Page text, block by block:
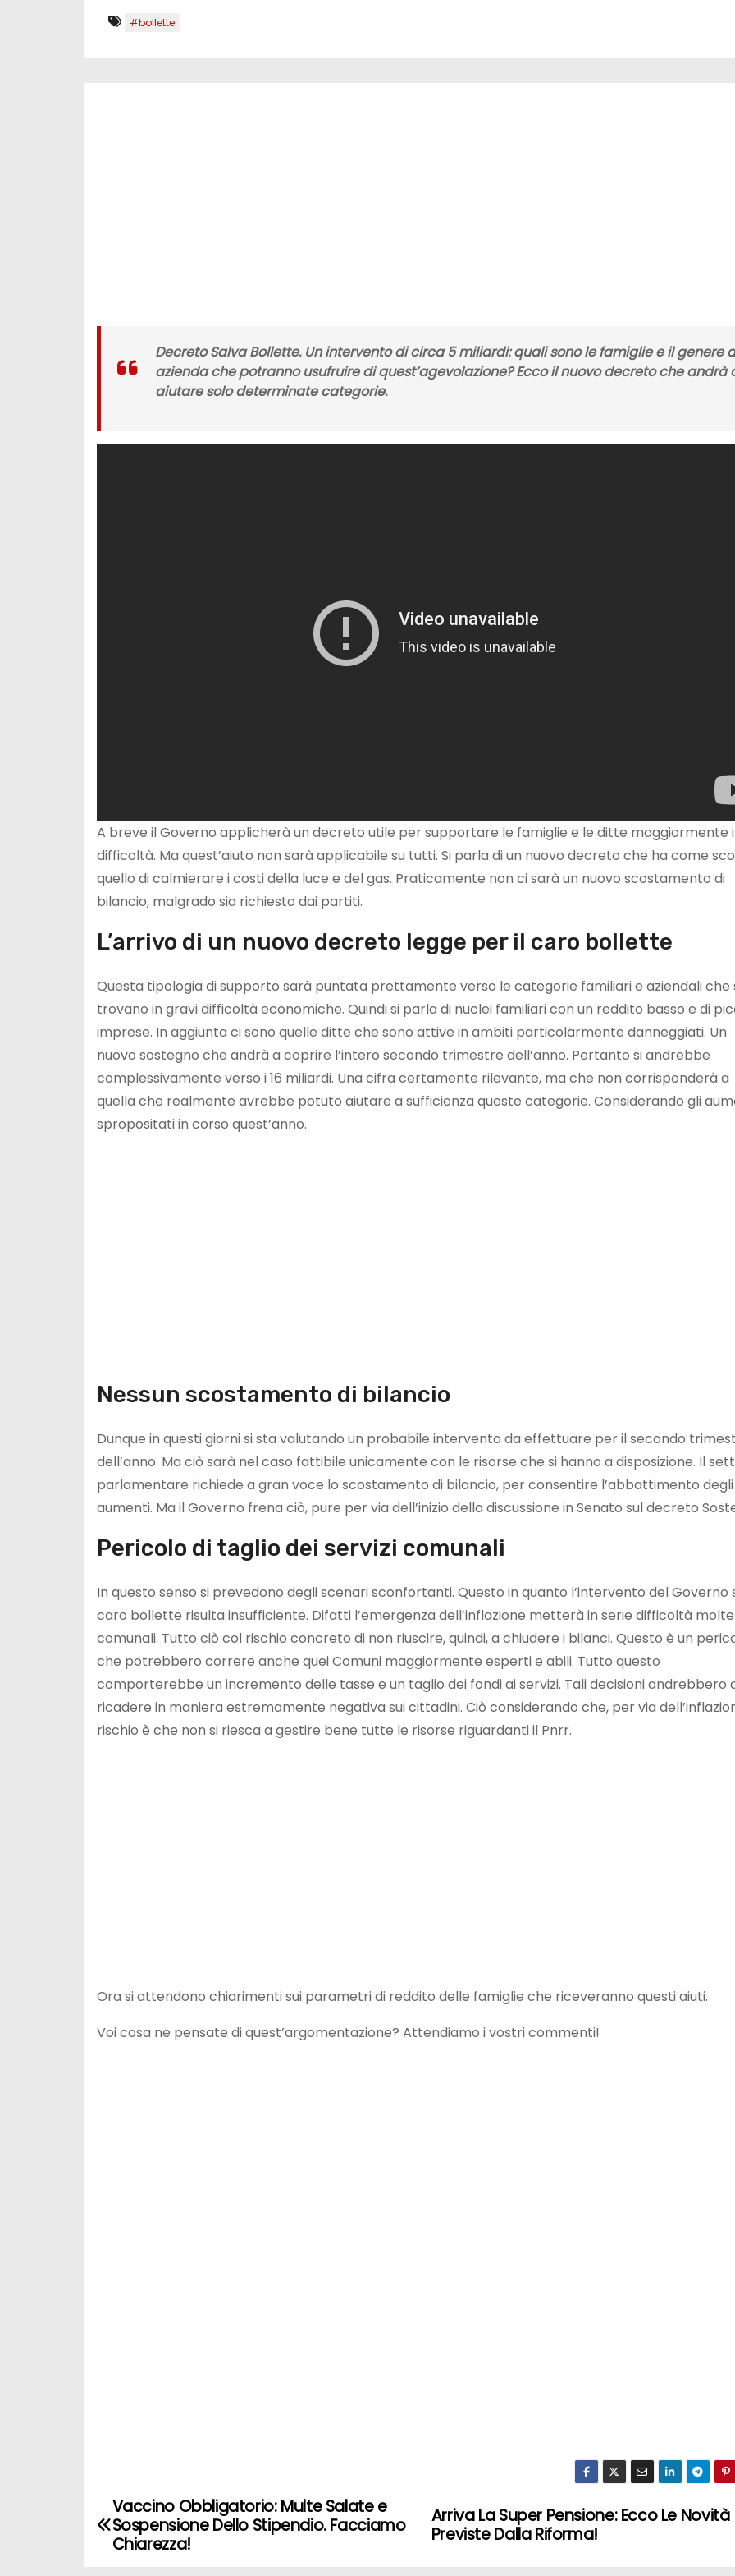
#bollette
Decreto Salva Bollette. Un intervento di circa 5 miliardi: quali sono le famiglie e il genere
azienda che potranno usufruire di quest’agevolazione? Ecco il nuovo decreto che andrà
aiutare solo determinate categorie.
A breve il Governo applicherà un decreto utile per supportare le famiglie e le ditte maggiormente
difficoltà. Ma quest’aiuto non sarà applicabile su tutti. Si parla di un nuovo decreto che ha come
quello di calmierare i costi della luce e del gas. Praticamente non ci sarà un nuovo scostamento di
bilancio, malgrado sia richiesto dai partiti.
L’arrivo di un nuovo decreto legge per il caro bollette
Questa tipologia di supporto sarà puntata prettamente verso le categorie familiari e aziendali che
trovano in gravi difficoltà economiche. Quindi si parla di nuclei familiari con un reddito basso e di
imprese. In aggiunta ci sono quelle ditte che sono attive in ambiti particolarmente danneggiati. Un
nuovo sostegno che andrà a coprire l’intero secondo trimestre dell’anno. Pertanto si andrebbe
complessivamente verso i 16 miliardi. Una cifra certamente rilevante, ma che non corrisponderà a
quella che realmente avrebbe potuto aiutare a sufficienza queste categorie. Considerando gli
spropositati in corso quest’anno.
Nessun scostamento di bilancio
Dunque in questi giorni si sta valutando un probabile intervento da effettuare per il secondo
dell’anno. Ma ciò sarà nel caso fattibile unicamente con le risorse che si hanno a disposizione. Il
parlamentare richiede a gran voce lo scostamento di bilancio, per consentire l’abbattimento degli
aumenti. Ma il Governo frena ciò, pure per via dell’inizio della discussione in Senato sul decreto
Pericolo di taglio dei servizi comunali
In questo senso si prevedono degli scenari sconfortanti. Questo in quanto l’intervento del Governo
caro bollette risulta insufficiente. Difatti l’emergenza dell’inflazione metterà in serie difficoltà
comunali. Tutto ciò col rischio concreto di non riuscire, quindi, a chiudere i bilanci. Questo è un
che potrebbero correre anche quei Comuni maggiormente esperti e abili. Tutto questo
comporterebbe un incremento delle tasse e un taglio dei fondi ai servizi. Tali decisioni andrebbero
ricadere in maniera estremamente negativa sui cittadini. Ciò considerando che, per via
rischio è che non si riesca a gestire bene tutte le risorse riguardanti il Pnrr.
Ora si attendono chiarimenti sui parametri di reddito delle famiglie che riceveranno questi aiuti.
Voi cosa ne pensate di quest’argomentazione? Attendiamo i vostri commenti!
N
Arriva La Super Pensione: Ecco Le Novità
Previste Dalla Riforma!
Vaccino Obbligatorio: Multe Salate e
Sospensione Dello Stipendio. Facciamo
Chiarezza!